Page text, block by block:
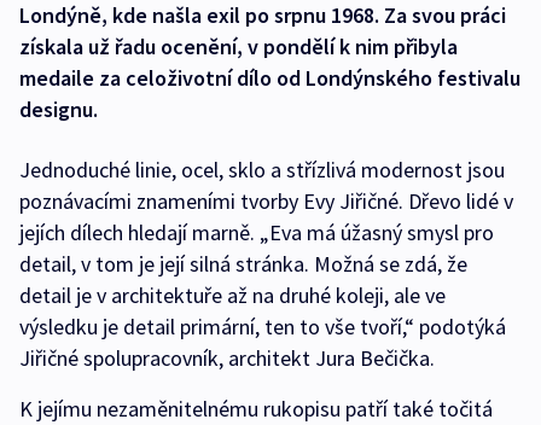
Londýně, kde našla exil po srpnu 1968. Za svou práci
získala už řadu ocenění, v pondělí k nim přibyla
medaile za celoživotní dílo od Londýnského festivalu
designu.
Jednoduché linie, ocel, sklo a střízlivá modernost jsou
poznávacími znameními tvorby Evy Jiřičné. Dřevo lidé v
jejích dílech hledají marně. „Eva má úžasný smysl pro
detail, v tom je její silná stránka. Možná se zdá, že
detail je v architektuře až na druhé koleji, ale ve
výsledku je detail primární, ten to vše tvoří,“ podotýká
Jiřičné spolupracovník, architekt Jura Bečička.
K jejímu nezaměnitelnému rukopisu patří také točitá